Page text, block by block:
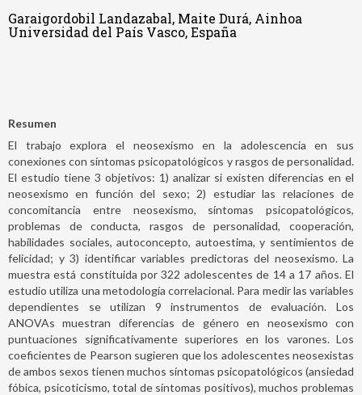
Garaigordobil Landazabal, Maite Durá, Ainhoa
Universidad del País Vasco, España
Resumen
El trabajo explora el neosexismo en la adolescencia en sus
conexiones con síntomas psicopatológicos y rasgos de personalidad.
El estudio tiene 3 objetivos: 1) analizar si existen diferencias en el
neosexismo en función del sexo; 2) estudiar las relaciones de
concomitancia entre neosexismo, síntomas psicopatológicos,
problemas de conducta, rasgos de personalidad, cooperación,
habilidades sociales, autoconcepto, autoestima, y sentimientos de
felicidad; y 3) identificar variables predictoras del neosexismo. La
muestra está constituida por 322 adolescentes de 14 a 17 años. El
estudio utiliza una metodología correlacional. Para medir las variables
dependientes se utilizan 9 instrumentos de evaluación. Los
ANOVAs muestran diferencias de género en neosexismo con
puntuaciones significativamente superiores en los varones. Los
coeficientes de Pearson sugieren que los adolescentes neosexistas
de ambos sexos tienen muchos síntomas psicopatológicos (ansiedad
fóbica, psicoticismo, total de síntomas positivos), muchos problemas